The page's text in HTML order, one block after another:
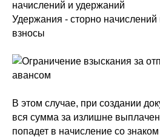
начислений и удержаний
Удержания - сторно
взносы
В этом случае, при создании
вся сумма за излишне
попадет в начисление со